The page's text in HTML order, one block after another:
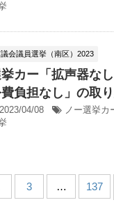
会議員選挙（南区）2023
カー「拡声器なし
負担なし」の取
2023/04/08 ノー選挙カ
3 … 137